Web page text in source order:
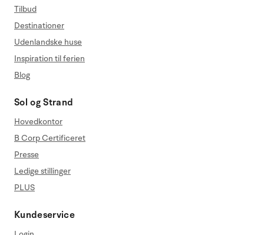
Tilbud
Destinationer
Udenlandske huse
Inspiration til ferien
Blog
Sol og Strand
Hovedkontor
B Corp Certificeret
Presse
Ledige stillinger
PLUS
Kundeservice